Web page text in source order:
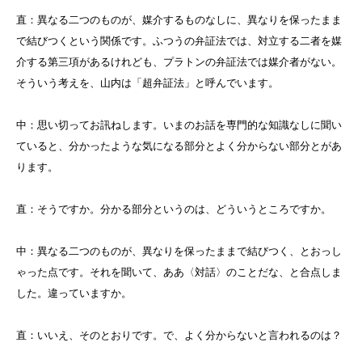
直：異なる二つのものが、媒介するものなしに、異なりを保ったまま
で結びつくという関係です。ふつうの弁証法では、対立する二者を媒
介する第三項があるけれども、プラトンの弁証法では媒介者がない。
そういう考えを、山内は「超弁証法」と呼んでいます。
中：思い切ってお訊ねします。いまのお話を専門的な知識なしに聞い
ていると、分かったような気になる部分とよく分からない部分とがあ
ります。
直：そうですか。分かる部分というのは、どういうところですか。
中：異なる二つのものが、異なりを保ったままで結びつく、とおっし
ゃった点です。それを聞いて、ああ〈対話〉のことだな、と合点しま
した。違っていますか。
直：いいえ、そのとおりです。で、よく分からないと言われるのは？